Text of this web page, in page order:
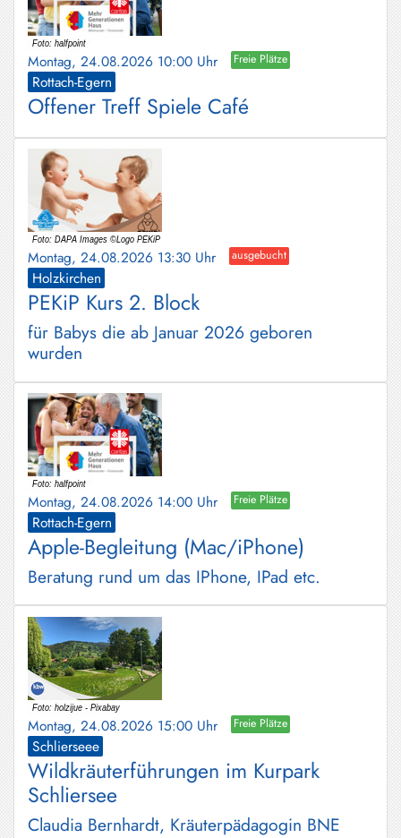
Montag, 24.08.2026 10:00 Uhr Freie Plätze
Rottach-Egern
Offener Treff Spiele Café
Montag, 24.08.2026 13:30 Uhr ausgebucht
Holzkirchen
PEKiP Kurs 2. Block
für Babys die ab Januar 2026 geboren
wurden
Montag, 24.08.2026 14:00 Uhr Freie Plätze
Rottach-Egern
Apple-Begleitung (Mac/iPhone)
Beratung rund um das IPhone, IPad etc.
Montag, 24.08.2026 15:00 Uhr Freie Plätze
Schlierseee
Wildkräuterführungen im Kurpark
Schliersee
Claudia Bernhardt, Kräuterpädagogin BNE